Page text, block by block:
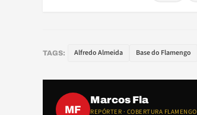
TAGS: Alfredo Almeida Base do Flamengo
MF
Marcos Fla
REPÓRTER · COBERTURA FLAMENGO